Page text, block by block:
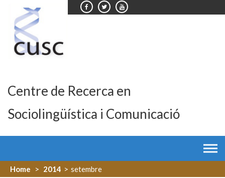
content
Centre de Recerca en
Sociolingüística i Comunicació
Home > 2014 > setembre